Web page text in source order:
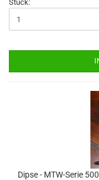
Stück:
Dipse - MTW-Serie